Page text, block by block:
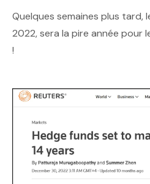
Quelques semaines plus tard,
2022, sera la pire année pour
!